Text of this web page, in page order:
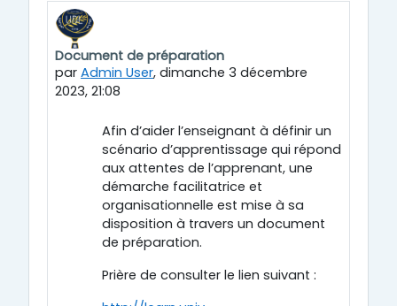
Document de préparation
par Admin User, dimanche 3 décembre
2023, 21:08
Nombre de réponses : 0
Afin d’aider l’enseignant à définir un
scénario d’apprentissage qui répond
aux attentes de l’apprenant, une
démarche facilitatrice et
organisationnelle est mise à sa
disposition à travers un document
de préparation.
Prière de consulter le lien suivant :